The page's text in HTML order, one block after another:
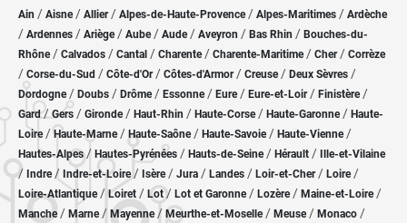
Ain / Aisne/ Allier/ Alpes-de-Haute-Provence / Alpes-Maritimes / Ardèche
/ Ardennes / Ariège/ Aube/ Aude / Aveyron / Bas Rhin / Bouches-du-
Rhône/ Calvados / Cantal / Charente / Charente-Maritime/ Cher / Corrèze
/ Corse-du-Sud / Côte-d'Or / Côtes-d'Armor/ Creuse/ Deux Sèvres /
Dordogne/ Doubs / Drôme/ Essonne / Eure/ Eure-et-Loir / Finistère/
Gard/Gers / Gironde/ Haut-Rhin / Haute-Corse/ Haute-Garonne/ Haute-
Loire/Haute-Marne/ Haute-Saône/ Haute-Savoie/ Haute-Vienne/
Hautes-Alpes/ Hautes-Pyrénées / Hauts-de-Seine/ Hérault / Ille-et-Vilaine
/ Indre/ Indre-et-Loire/ Isère/ Jura / Landes / Loir-et-Cher/ Loire/
Loire-Atlantique/ Loiret / Lot/ Lot et Garonne/ Lozère / Maine-et-Loire/
Manche/ Marne/ Mayenne/ Meurthe-et-Moselle/ Meuse/ Monaco /